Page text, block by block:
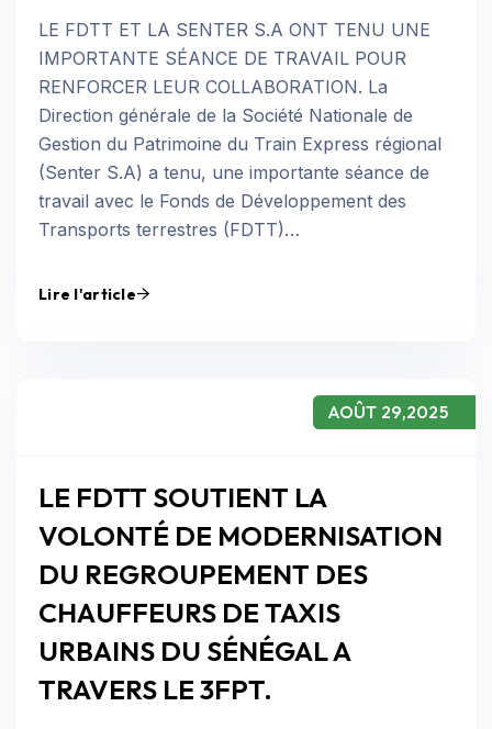
LE FDTT ET LA SENTER S.A ONT TENU UNE
IMPORTANTE SÉANCE DE TRAVAIL POUR
RENFORCER LEUR COLLABORATION. La
Direction générale de la Société Nationale de
Gestion du Patrimoine du Train Express régional
(Senter S.A) a tenu, une importante séance de
travail avec le Fonds de Développement des
Transports terrestres (FDTT)…
Lire l'article
AOÛT 29,2025
LE FDTT SOUTIENT LA
VOLONTÉ DE MODERNISATION
DU REGROUPEMENT DES
CHAUFFEURS DE TAXIS
URBAINS DU SÉNÉGAL A
TRAVERS LE 3FPT.